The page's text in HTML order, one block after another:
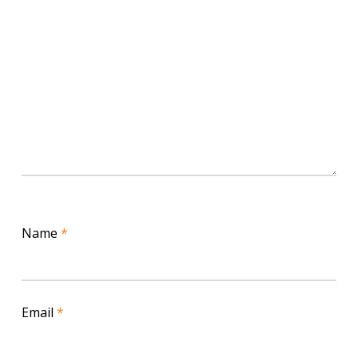
Name *
Email *